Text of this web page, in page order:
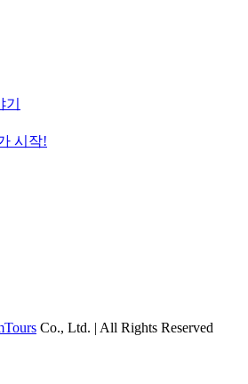
시작!
Co., Ltd. | All Rights Reserved